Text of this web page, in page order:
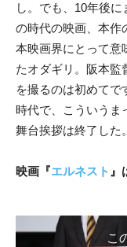
し。でも、10年後
の時代の映画、本作
本映画界にとって意
たオダギリ。阪本監
を撮るのは初めて
時代で、こういうま
舞台挨拶は終了した。
映画『エルネスト 』
こ